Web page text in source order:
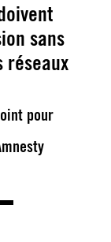
sans
réseaux
pour